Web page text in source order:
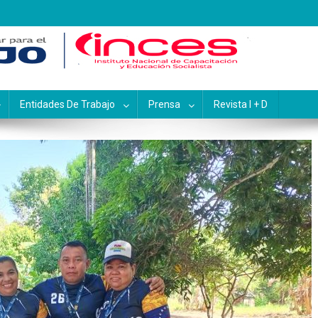
y Educación
Entidades De Trabajo Prensa Revista I + D